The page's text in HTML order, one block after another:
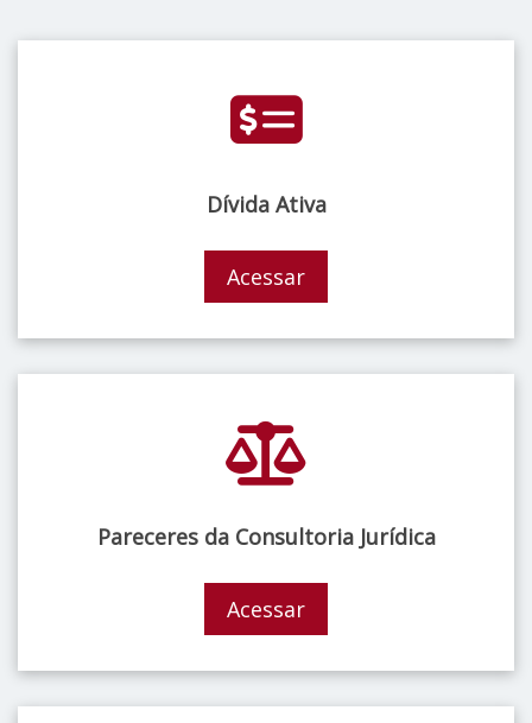
Dívida Ativa
Acessar
Pareceres da Consultoria Jurídica
Acessar